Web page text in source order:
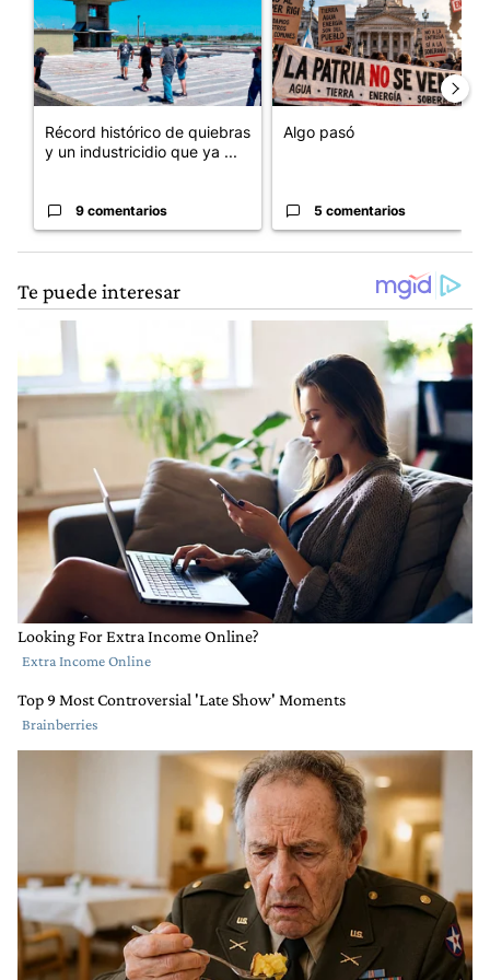
Récord histórico de quiebras
y un industricidio que ya ...
9 comentarios
Algo pasó
5 comentarios